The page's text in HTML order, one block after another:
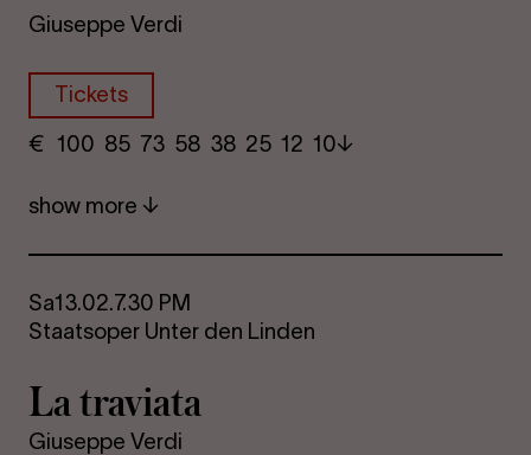
Giuseppe Verdi
Tickets
€ ​ 100 85 73​ 58 38 25​ 12 10
show more
Sa13.02.7.30 PM
Staatsoper Unter den Linden
La travi­ata
Giuseppe Verdi